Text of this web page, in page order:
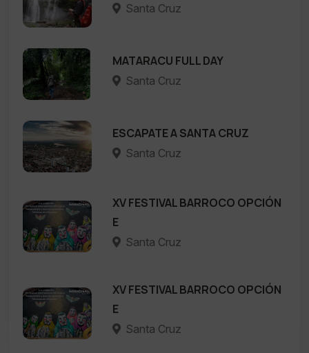
Santa Cruz
MATARACU FULL DAY
Santa Cruz
ESCAPATE A SANTA CRUZ
Santa Cruz
XV FESTIVAL BARROCO OPCIÓN
E
Santa Cruz
XV FESTIVAL BARROCO OPCIÓN
E
Santa Cruz